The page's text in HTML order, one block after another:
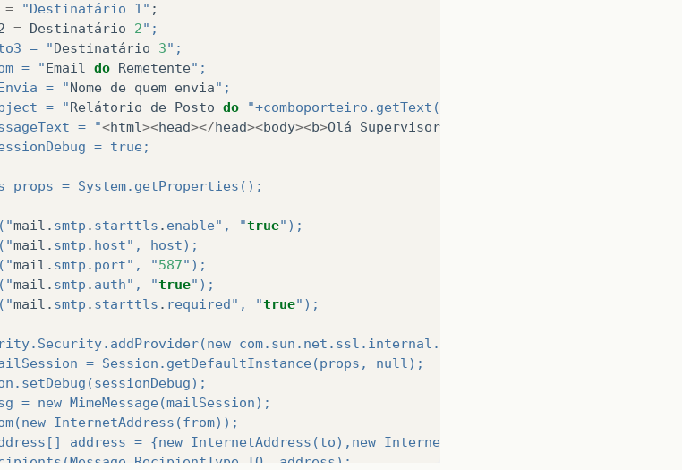
= "Destinatário 1" ;
= Destinatário 2";
= "
Destinatário 3";
= "
Email do Remetente";
= "
Nome de quem envia";
= "
Relátorio de Posto do "+comboporteiro.getText()+"
= "
<html><head></head><body><b>Olá Supervisor
= true;
props = System.getProperties();
mail . smtp . starttls . enable", "true");
mail . smtp . host", host);
mail . smtp . port", "587");
mail . smtp . auth", "true");
mail . smtp . starttls . required", "true");
com.sun.net.ssl.internal.ssl.Provider());
= Session.getDefaultInstance(props, null);
= new MimeMessage(mailSession);
InternetAddress(from));
address = {new InternetAddress(to),new InternetAddress(to2)};// new
address);